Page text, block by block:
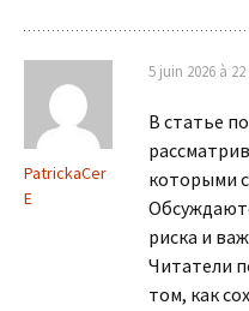
PatrickaCer
E
5 juin 2026 à
В статье
которыми
риска и
Читатели
том, как